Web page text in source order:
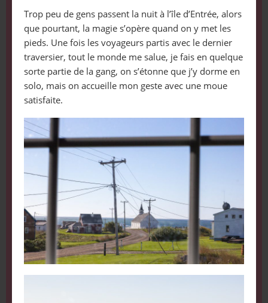
Trop peu de gens passent la nuit à l’île d’Entrée, alors
que pourtant, la magie s’opère quand on y met les
pieds. Une fois les voyageurs partis avec le dernier
traversier, tout le monde me salue, je fais en quelque
sorte partie de la gang, on s’étonne que j’y dorme en
solo, mais on accueille mon geste avec une moue
satisfaite.